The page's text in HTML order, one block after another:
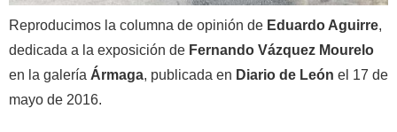
Reproducimos la columna de opinión de Eduardo Aguirre,
dedicada a la exposición de Fernando Vázquez Mourelo
en la galería Ármaga, publicada en Diario de León el 17 de
mayo de 2016.